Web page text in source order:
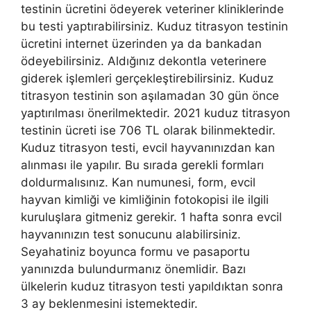
testinin ücretini ödeyerek veteriner kliniklerinde
bu testi yaptırabilirsiniz. Kuduz titrasyon testinin
ücretini internet üzerinden ya da bankadan
ödeyebilirsiniz. Aldığınız dekontla veterinere
giderek işlemleri gerçekleştirebilirsiniz. Kuduz
titrasyon testinin son aşılamadan 30 gün önce
yaptırılması önerilmektedir. 2021 kuduz titrasyon
testinin ücreti ise 706 TL olarak bilinmektedir.
Kuduz titrasyon testi, evcil hayvanınızdan kan
alınması ile yapılır. Bu sırada gerekli formları
doldurmalısınız. Kan numunesi, form, evcil
hayvan kimliği ve kimliğinin fotokopisi ile ilgili
kuruluşlara gitmeniz gerekir. 1 hafta sonra evcil
hayvanınızın test sonucunu alabilirsiniz.
Seyahatiniz boyunca formu ve pasaportu
yanınızda bulundurmanız önemlidir. Bazı
ülkelerin kuduz titrasyon testi yapıldıktan sonra
3 ay beklenmesini istemektedir.